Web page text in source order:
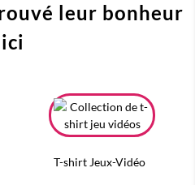
leur bonheur
ici
T-shirt Jeux-Vidéo